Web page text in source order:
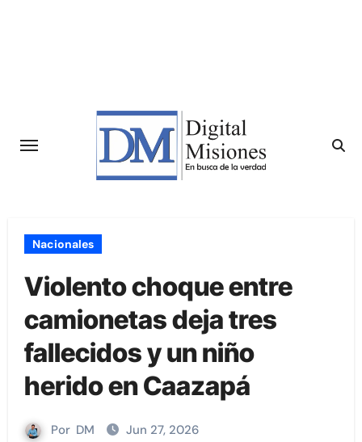
Nacionales
Violento choque entre
camionetas deja tres
fallecidos y un niño
herido en Caazapá
Por DM Jun 27, 2026